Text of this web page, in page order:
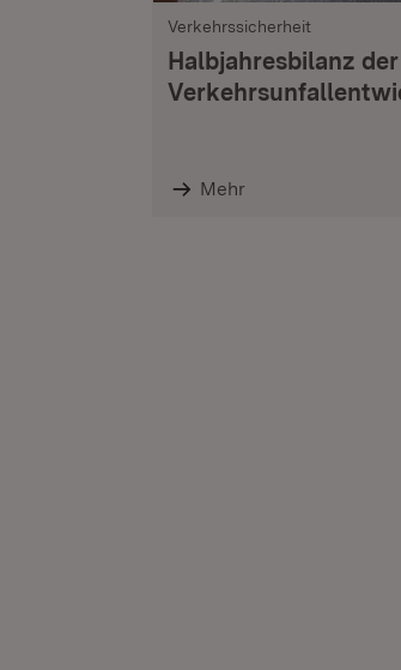
Verkehrssicherheit
Halbjahresbilanz der
Mehr